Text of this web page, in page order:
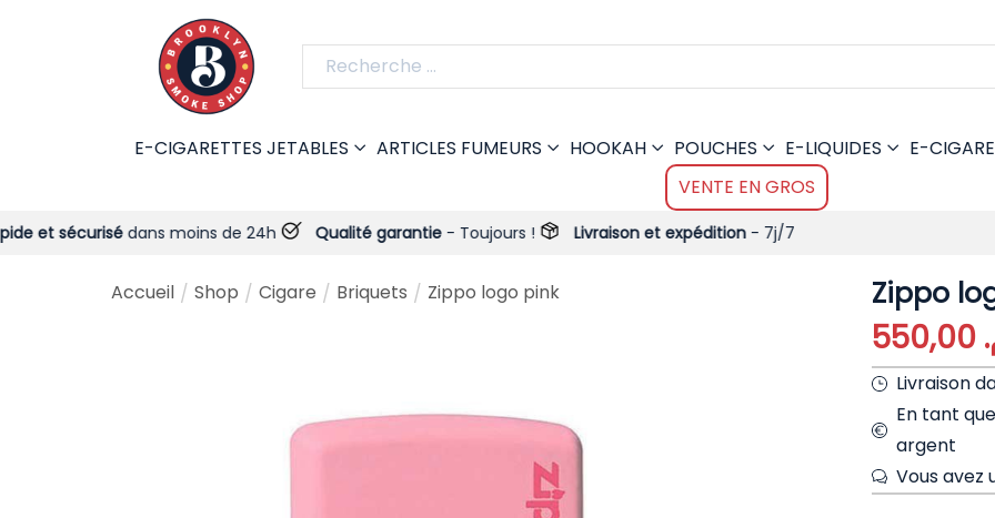
E-CIGARETTES JETABLES ARTICLES FUMEURS HOOKAH POUCHES E-LIQUIDES
E-
VENTE EN GROS
dans moins de 24h Qualité garantie- Toujours ! Livraison et expédition- 7j/7
Accueil / Shop / Cigare / Briquets / Zippo logo pink Zippo
550,00
Livraison
En tant
argent
Vous avez